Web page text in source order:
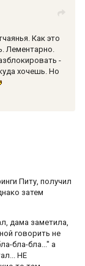
Как это
Лементарно.
-
хочешь. Но
Питу, получил
затем
дама заметила,
говорить не
бла-бла..." а
НЕ